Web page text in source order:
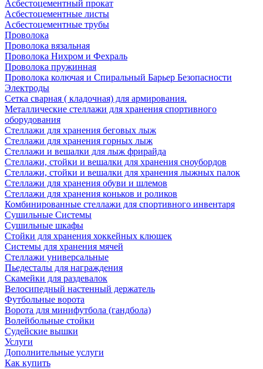
Асбестоцементный прокат
Асбестоцементные листы
Асбестоцементные трубы
Проволока
Проволока вязальная
Проволока Нихром и Фехраль
Проволока пружинная
Проволока колючая и Спиральный Барьер Безопасности
Электроды
Сетка сварная ( кладочная) для армирования.
Металлические стеллажи для хранения спортивного
оборудования
Стеллажи для хранения беговых лыж
Стеллажи для хранения горных лыж
Стеллажи и вешалки для лыж фрирайда
Стеллажи, стойки и вешалки для хранения сноубордов
Стеллажи, стойки и вешалки для хранения лыжных палок
Стеллажи для хранения обуви и шлемов
Стеллажи для хранения коньков и роликов
Комбинированные стеллажи для спортивного инвентаря
Сушильные Системы
Сушильные шкафы
Стойки для хранения хоккейных клюшек
Системы для хранения мячей
Стеллажи универсальные
Пьедесталы для награждения
Скамейки для раздевалок
Велосипедный настенный держатель
Футбольные ворота
Ворота для минифутбола (гандбола)
Волейбольные стойки
Судейские вышки
Услуги
Дополнительные услуги
Как купить